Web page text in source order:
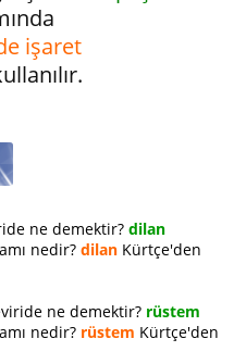
işaret
ne demektir? dilan
nedir? dilan Kürtçe'den
ne demektir? rüstem
nedir? rüstem Kürtçe'den